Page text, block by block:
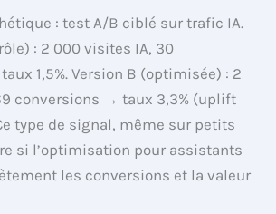
: test A/B ciblé sur trafic IA.
: 2 000 visites IA, 30
1,5%. Version B (optimisée) : 2
conversions → taux 3,3% (uplift
type de signal, même sur petits
si l’optimisation pour assistants
les conversions et la valeur